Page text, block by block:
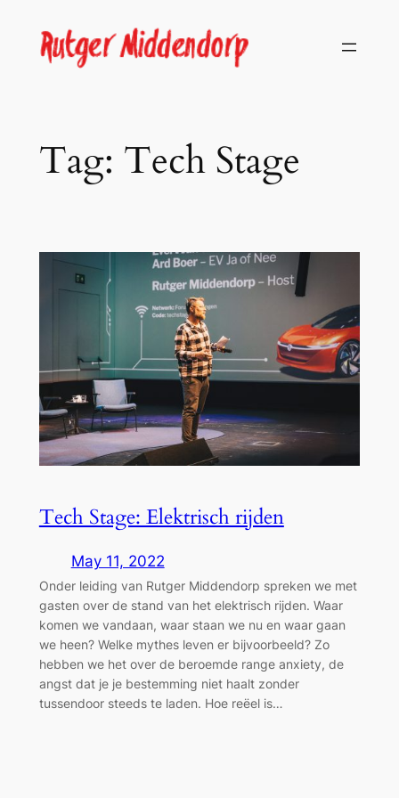
content
Tag: Tech Stage
Tech Stage: Elektrisch rijden
May 11, 2022
Onder leiding van Rutger Middendorp spreken we met
gasten over de stand van het elektrisch rijden. Waar
komen we vandaan, waar staan we nu en waar gaan
we heen? Welke mythes leven er bijvoorbeeld? Zo
hebben we het over de beroemde range anxiety, de
angst dat je je bestemming niet haalt zonder
tussendoor steeds te laden. Hoe reëel is…